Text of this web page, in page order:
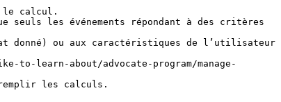
le calcul.
seuls les événements répondant à des critères
learn-about/advocate-program/manage-